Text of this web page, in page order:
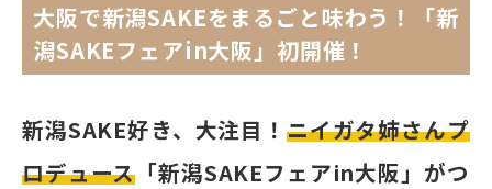
関連サイト
ディアモール大阪
大阪で新潟SAKEをまるごと味わう！「新
潟SAKEフェアin大阪」初開催！
新潟SAKE好き、大注目！ ニイガタ姉さんプ
ロデュース 「新潟SAKEフェアin大阪」がつ